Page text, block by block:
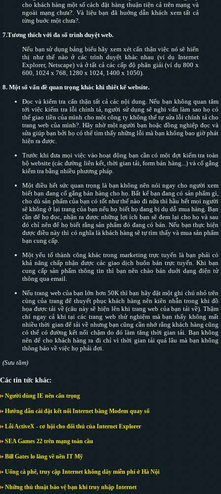
cho khách hàng một số cách đặt hàng thuận tiện cả trên mạng và
ngoài mạng chưa?. Và liệu bạn đã huớng dẫn khách xem tất cả
từng buớc một chưa?.
7.Tương thích với đa số trình duyệt web.
Nếu bạn sử dụng bảng biểu hãy xem xét cẩn thận việc nó sẽ hiển
thị như thế nào ở các trình duyệt khác nhau (ví dụ Internet
Explorer, Netscape) và ở tất cả các cấp độ phân giải (ví dụ 800 x
600, 1024 x 768, 1280 x 1024, 1400 x 1050).
8. Một số vấn đề quan trọng khác khi thiết kế website.
Đọc và kiểm tra cẩn thận tất cả các nội dung. Nếu bạn không quan tâm
tới việc kiểm tra lỗi chính tả, người sử dụng sẽ nghi vấn làm sao họ có
thể giao tiền của mình cho một công ty không thể tự sửa lỗi chính tả cho
trang web của mình?. Hãy nhờ một người bạn hoặc đồng nghiệp đọc và
sửa giúp bạn bởi họ có thể tìm thấy những lỗi mà bạn không bao giờ phát
hiện ra được.
Trước khi đưa mọi việc vào hoạt động bạn cần có một đợt kiểm tra toàn
bộ website (các đường liên kết, thời gian tải, form bán hàng...) và cố gắng
kiểm tra bằng nhiều phương pháp.
Một điều hết sức quan trọng là bạn không nên nói ngay cho người xem
biết bạn đang cố gắng bán hàng cho họ. Bất kể bạn đang có sản phẩm gì,
cho dù sản phẩm của bạn có tốt như thế nào đi nữa thì hầu hết mọi người
sẽ không ở lại trang của bạn nếu họ biết họ đang bị dụ dỗ mua hàng. Bạn
cần để họ đọc, nhận ra được những lợi ích bạn sẽ đem lại cho họ và sau
đó chỉ nên để họ biết rằng sản phẩm đó đang có bán. Nếu bạn thực hiện
được điều này thì có nghĩa là khách hàng sẽ tự tìm thấy và mua sản phẩm
bạn cung cấp.
Một yếu tố thành công khác trong marketing trực tuyến là bạn phải có
khả năng chấp nhận được các giao dịch buôn bán trực tuyến. Khi bạn
cung cấp sản phẩm thông tin thì bạn nên chào bán duới dạng điện tử
thông qua email.
Nếu trang web của bạn lớn hơn 50K thì bạn hãy đặt một ghi chú nhỏ trên
cùng của trang để thuyết phục khách hàng nên kiên nhẫn trong khi đồ
họa được tải về (câu này sẽ hiện lên khi trang web của bạn tải về). Thậm
chí ngay cả khi tại các trang web thử nghiệm mà bạn thấy không mất
nhiều thời gian để tải về nhưng bạn cũng cần nhớ rằng khách hàng cũng
có thể có đường kết nối chậm do đó làm tăng thời gian tải. Bạn không
nên để cho khách hàng ra đi chỉ vì thời gian tải quá lâu mà bạn không
thông báo về việc họ phải đợi.
(Sưu tầm)
Các tin tức khác:
Người dùng IE nên cẩn trọng
Hướng dẫn cài đặt kết nối Internet bằng Modem quay số
Lỗi ActiveX - cơ hội cho đối thủ của Internet Explorer
SEA Games 22 trên mạng toàn cầu
Bill Gates lo lắng về nền IT Mỹ
Uống cà phê, truy cập Internet không dây miễn phí ở Hà Nội
Những thủ thuật bảo vệ bạn khi truy nhập Internet